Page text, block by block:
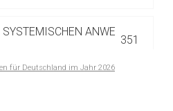
ANWE
351
SYSTEMISCHEN
für Deutschland im Jahr 2026